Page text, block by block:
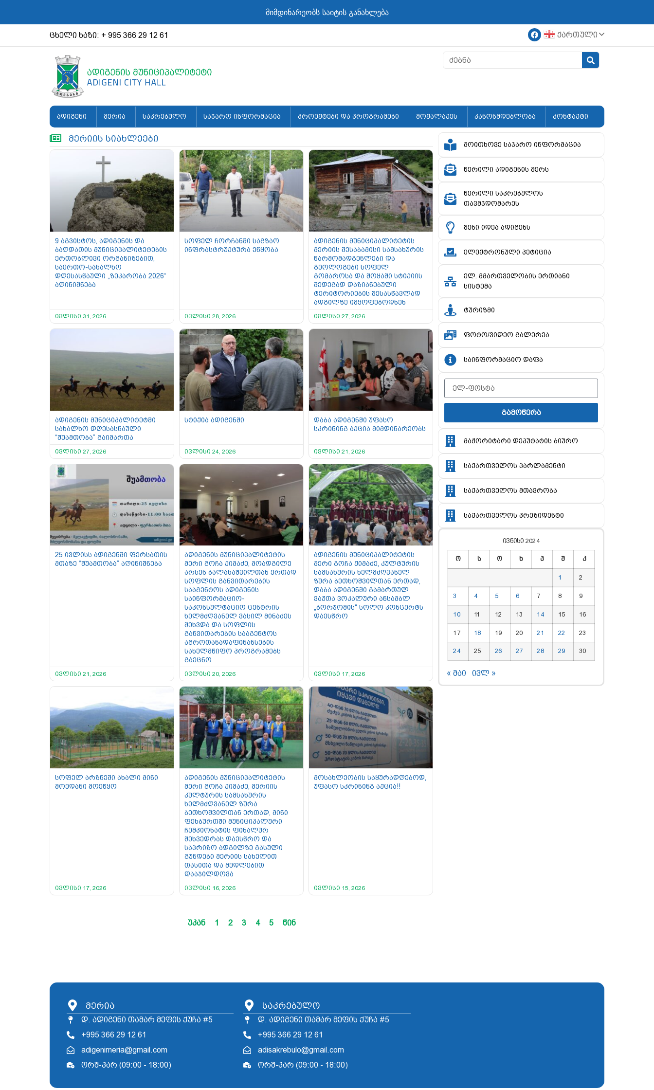
მიმდინარეობს საიტის განახლება
ცხელი ხაზი: + 995 366 29 12 61 ქართული
ადიგენი მერია საკრებულო საჯარო ინფორმაცია პროექტები და პროგრამები მოქალაქეს კანონმდებლობა კონტაქტი
მერიის სიახლეები
9 აგვისტოს, ადიგენის და
ბაღდათის მუნიციპალიტეტების
ერთობლივი ორგანიზებით,
საერთო-სახალხო
დღესასწაული „ზეკარობა 2026“
აღინიშნება
ივლისი 31, 2026
სოფელ ჩორჩანში საგზაო
ინფრასტრუქტურა ეწყობა
ივლისი 28, 2026
ადიგენის მუნიციპალიტეტის
მერიის შესაბამისი სამსახურის
წარმომადგენლები და
გეოლოგები სოფელ
გომაროსა და შოყაში სტიქიის
შედეგად დაზიანებული
ტერიტორიების შესასწავლად
ადგილზე იმყოფებოდნენ
ივლისი 27, 2026
ადიგენის მუნიციპალიტეტში
სახალხო დღესასწაული
“შუამთობა” გაიმართა
ივლისი 27, 2026
სტიქია ადიგენში
ივლისი 24, 2026
დაბა ადიგენში უფასო
სკრინინგ აქცია მიმდინარეობს
ივლისი 21, 2026
25 ივლისს ადიგენში ფერსათის
მთაზე “შუამთობა” აღინიშნება
ივლისი 21, 2026
ადიგენის მუნიციპალიტეტის
მერი გოჩა ქიმაძე, მოადგილე
არსენ ბალახაშვილთან ერთად
სოფლის განვითარების
სააგენტოს ადიგენის
საინფორმაციო-
საკონსულტაციო ცენტრის
ხელმძღვანელ ვასილ მინაძეს
შეხვდა და სოფლის
განვითარების სააგენტოს
აგროთანადაფინანსების
სახელმწიფო პროგრამებს
გაეცნო
ივლისი 20, 2026
ადიგენის მუნიციპალიტეტის
მერი გოჩა ქიმაძე, კულტურის
სამსახურის ხელმძღვანელ
ზურა ბეთხოშვილთან ერთად,
დაბა ადიგენში გამართულ
ვაჟთა ვოკალური ანსამბლ
„ბორჯომის“ სოლო კონცერტს
დაესწრო
ივლისი 17, 2026
სოფელ არზნეში ახალი მინი
მოედანი მოეწყო
ივლისი 17, 2026
ადიგენის მუნიციპალიტეტის
მერი გოჩა ქიმაძე, მერიის
კულტურის სამსახურის
ხელმძღვანელ ზურა
ბეთხოშვილთან ერთად, მინი
ფეხბურთში მუნიციპალური
ჩემპიონატის ფინალურ
შეხვედრას დაესწრო და
საპრიზო ადგილზე გასული
გუნდები მერიის სახელით
თასითა და მედლებით
დააჯილდოვა
ივლისი 16, 2026
მოსახლეობის საყურადღებოდ,
უფასო სკრინინგ აქცია!!
ივლისი 15, 2026
უკან 1 2 3 4 5 წინ
მოითხოვე საჯარო ინფორმაცია
წერილი ადიგენის მერს
წერილი საკრებულოს
თავმჯდომარეს
შენი იდეა ადიგენს
ელექტრონული პეტიცია
ელ. მმართველობის ერთიანი
სისტემა
ტურიზმი
ფოტო/ვიდეო გალერეა
საინფორმაციო დაფა
გამოწერა
მაჟორიტარი დეპუტატის ბიურო
საქართველოს პარლამენტი
საქართველოს მთავრობა
საქართველოს პრეზიდენტი
ივნისი 2024
ო ს ო ხ პ შ კ
1 2
3 4 5 6 7 8 9
10 11 12 13 14 15 16
17 18 19 20 21 22 23
24 25 26 27 28 29 30
« მაი ივლ »
მერია
დ. ადიგენი თამარ მეფის ქუჩა #5
+995 366 29 12 61
adigenimeria@gmail.com
ორშ-პარ (09:00 - 18:00)
საკრებულო
დ. ადიგენი თამარ მეფის ქუჩა #5
+995 366 29 12 61
adisakrebulo@gmail.com
ორშ-პარ (09:00 - 18:00)